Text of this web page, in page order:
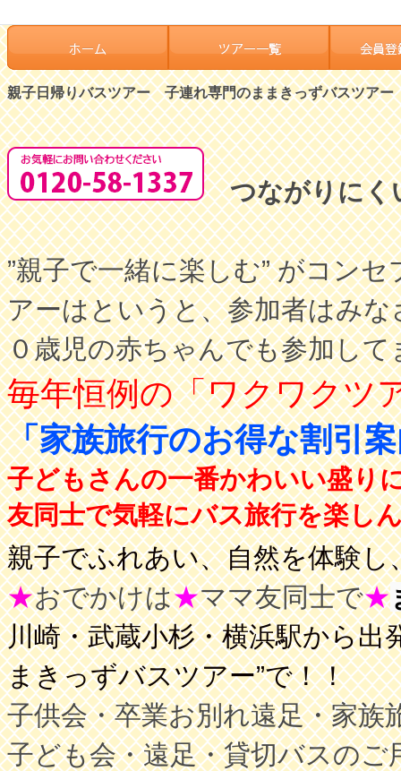
親子日帰りバスツアー 子連れ専門のままきっずバスツアー
つながりにく
”親子で一緒に楽しむ” がコン
アーはというと、参加者はみ
０歳児の赤ちゃんでも参加し
毎年恒例の「ワクワクツ
「家族旅行のお得な割引
子どもさんの一番かわいい盛り
友同士で気軽にバス旅行を楽し
親子でふれあい、自然を体験
★おでかけは★ママ友同士で★
川崎・武蔵小杉・横浜駅から
まきっずバスツアー”で！！
子供会・卒業お別れ遠足・家
子ども会・遠足・貸切バスの